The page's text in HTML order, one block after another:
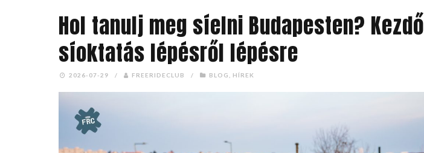
Hol tanulj meg síelni Budapesten? Kezdő
síoktatás lépésről lépésre
2026-07-29 / FREERIDECLUB / BLOG HÍREK